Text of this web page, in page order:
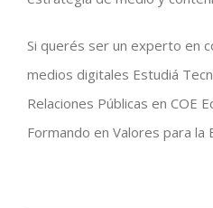
Si querés ser un experto en
medios digitales Estudiá
Relaciones Públicas en COE
Formando en Valores para la